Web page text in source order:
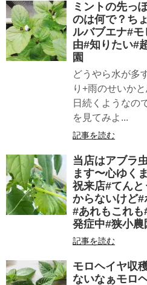
ミントの先っ
のは何で？ち
ルバブエナ#
由#知りたい#
園
どうやら水が多
り+雨のせいか
日続くようなの
を見てみよ...
記事を読む
当店はアブラ
ます〜心ゆく
祝来店#てん
からないけど#
#あれもこれ
発症中#狭小農
記事を読む
モロヘイヤ収
ないなぁモロ